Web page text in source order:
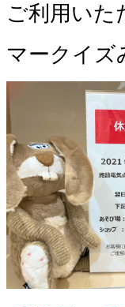
ご利用いた
マークイズ